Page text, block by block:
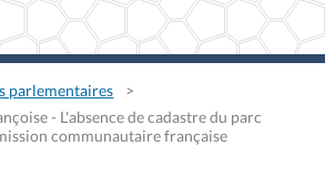
parlementaires
- L'absence de cadastre du parc
communautaire française